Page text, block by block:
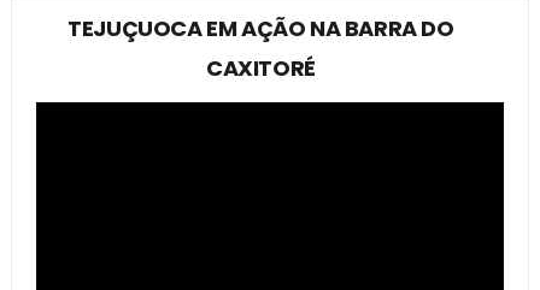
TEJUÇUOCA EM AÇÃO NA BARRA DO
CAXITORÉ